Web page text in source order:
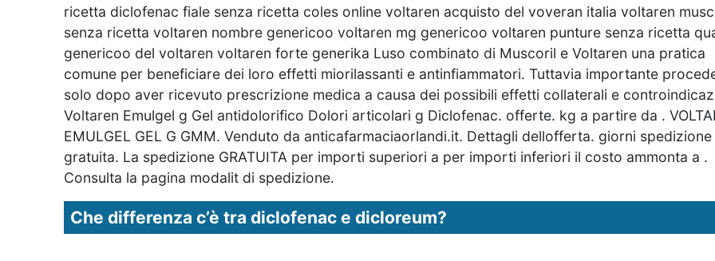
ricetta diclofenac fiale senza ricetta coles online voltaren acquisto del voveran italia voltaren
senza ricetta voltaren nombre genericoo voltaren mg genericoo voltaren punture senza ricetta
genericoo del voltaren voltaren forte generika Luso combinato di Muscoril e Voltaren una pratica
comune per beneficiare dei loro effetti miorilassanti e antinfiammatori. Tuttavia importante
solo dopo aver ricevuto prescrizione medica a causa dei possibili effetti collaterali e
Voltaren Emulgel g Gel antidolorifico Dolori articolari g Diclofenac. offerte. kg a partire da .
EMULGEL GEL G GMM. Venduto da anticafarmaciaorlandi.it. Dettagli dellofferta. giorni spedizione
gratuita. La spedizione GRATUITA per importi superiori a per importi inferiori il costo ammonta a .
Consulta la pagina modalit di spedizione.
Che differenza c’è tra diclofenac e dicloreum?